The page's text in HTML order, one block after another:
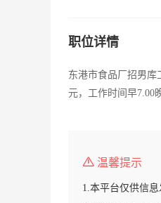
职位详情
东港市食品厂招男库
元，工作时间早7.00
温馨提示
1.本平台仅供信息